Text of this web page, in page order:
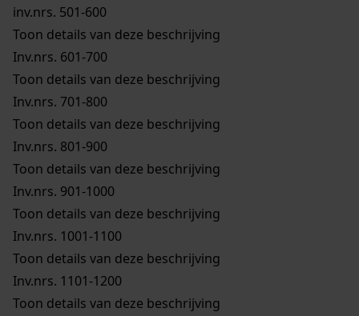
inv.nrs. 501-600
Toon details van deze beschrijving
Inv.nrs. 601-700
Toon details van deze beschrijving
Inv.nrs. 701-800
Toon details van deze beschrijving
Inv.nrs. 801-900
Toon details van deze beschrijving
Inv.nrs. 901-1000
Toon details van deze beschrijving
Inv.nrs. 1001-1100
Toon details van deze beschrijving
Inv.nrs. 1101-1200
Toon details van deze beschrijving